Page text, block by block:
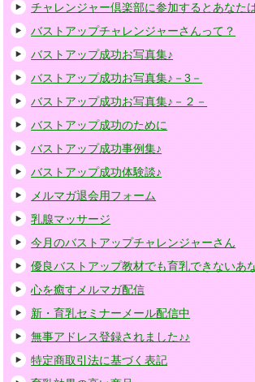
チャレンジャー倶楽部に参加するとあなた
バストアップチャレンジャーさんって？
バストアップ成功お写真集♪
バストアップ成功お写真集♪－3－
バストアップ成功お写真集♪－２－
バストアップ成功のために
バストアップ成功事例集♪
バストアップ成功体験談♪
メルマガ退会用フォーム
乳腺マッサージ
今月のバストアップチャレンジャーさん
優良バストアップ教材でも育乳できないあ
心を癒すメルマガ配信
新・育乳セミナーメール配信中
無事アドレス登録されました♪♪
特定商取引法に基づく表記